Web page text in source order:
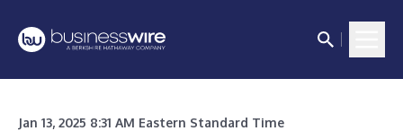
Jan 13, 2025 8:31 AM Eastern Standard Time